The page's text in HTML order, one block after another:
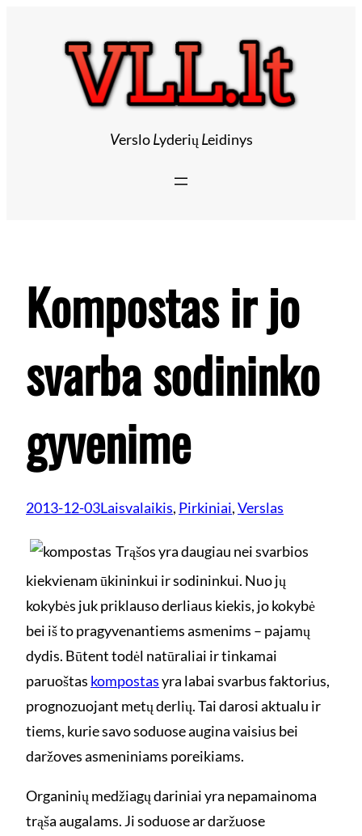
VersloLyderių Leidinys
Kompostas ir jo
svarba sodininko
gyvenime
2013-12-03Laisvalaikis, Pirkiniai, Verslas
Trąšos yra daugiau nei svarbios
kiekvienam ūkininkui ir sodininkui. Nuo jų
kokybės juk priklauso derliaus kiekis, jo kokybė
bei iš to pragyvenantiems asmenims – pajamų
dydis. Būtent todėl natūraliai ir tinkamai
paruoštas kompostasyra labai svarbus faktorius,
prognozuojant metų derlių. Tai darosi aktualu ir
tiems, kurie savo soduose augina vaisius bei
daržoves asmeniniams poreikiams.
Organinių medžiagų dariniai yra nepamainoma
trąša augalams. Ji soduose ar daržuose